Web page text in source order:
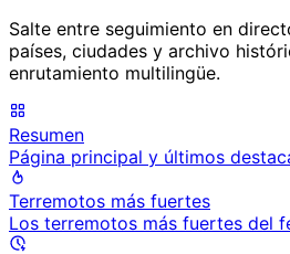
Salte entre seguimiento en
países, ciudades y archivo
enrutamiento multilingüe.
Resumen
Página principal y últimos
Terremotos más fuertes
Los terremotos más fuertes del